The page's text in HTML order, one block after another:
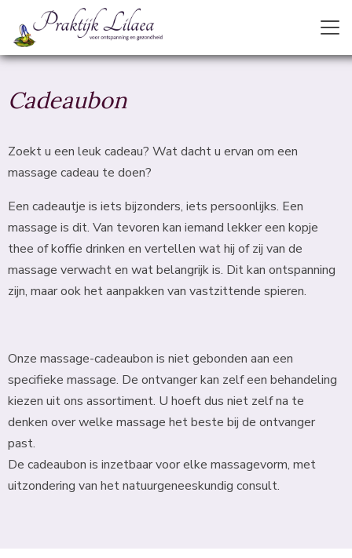
Cadeaubon
Zoekt u een leuk cadeau? Wat dacht u ervan om een
massage cadeau te doen?
Een cadeautje is iets bijzonders, iets persoonlijks. Een
massage is dit. Van tevoren kan iemand lekker een kopje
thee of koffie drinken en vertellen wat hij of zij van de
massage verwacht en wat belangrijk is. Dit kan ontspanning
zijn, maar ook het aanpakken van vastzittende spieren.
Onze massage-cadeaubon is niet gebonden aan een
specifieke massage. De ontvanger kan zelf een behandeling
kiezen uit ons assortiment. U hoeft dus niet zelf na te
denken over welke massage het beste bij de ontvanger
past.
De cadeaubon is inzetbaar voor elke massagevorm, met
uitzondering van het natuurgeneeskundig consult.